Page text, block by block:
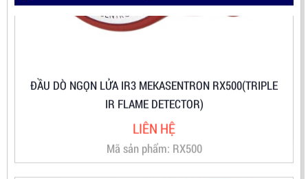
ĐẦU DÒ NGỌN LỬA IR3 MEKASENTRON RX500(TRIPLE
Mã sản phẩm: RX500